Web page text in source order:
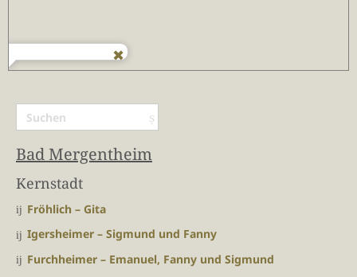
Bad Mergentheim
Kernstadt
Fröhlich – Gita
Igersheimer – Sigmund und Fanny
Furchheimer – Emanuel, Fanny und Sigmund